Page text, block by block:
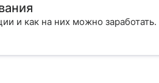
и как на них можно заработать.